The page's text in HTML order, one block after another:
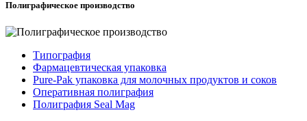
Полиграфическое производство
Типография
Фармацевтическая упаковка
Pure-Pak упаковка для молочных продуктов и соков
Оперативная полиграфия
Полиграфия Seal Mag